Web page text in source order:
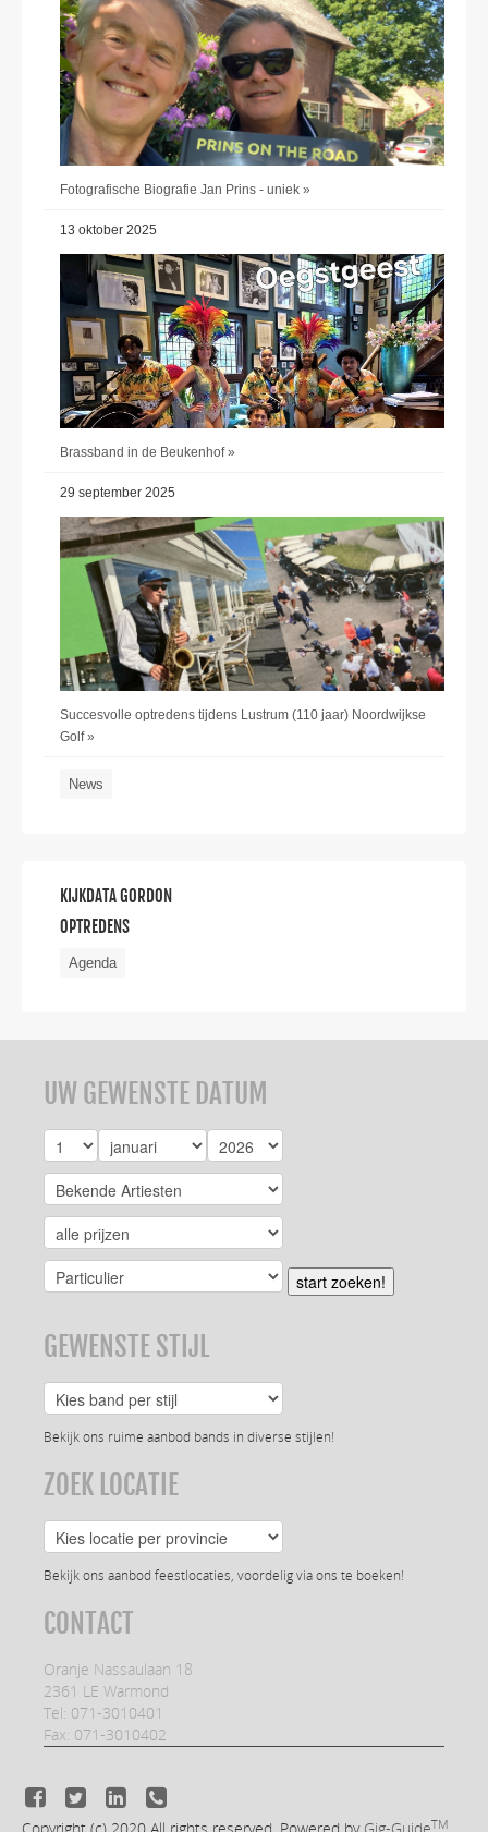
Fotografische Biografie Jan Prins - uniek »
13 oktober 2025
Brassband in de Beukenhof »
29 september 2025
Succesvolle optredens tijdens Lustrum (110 jaar) Noordwijkse
Golf »
News
KIJKDATA GORDON
OPTREDENS
Agenda
UW GEWENSTE DATUM
start zoeken!
GEWENSTE STIJL
Bekijk ons ruime aanbod bands in diverse stijlen!
ZOEK LOCATIE
Bekijk ons aanbod feestlocaties, voordelig via ons te boeken!
CONTACT
Oranje Nassaulaan 18
2361 LE Warmond
Tel: 071-3010401
Fax: 071-3010402
TM